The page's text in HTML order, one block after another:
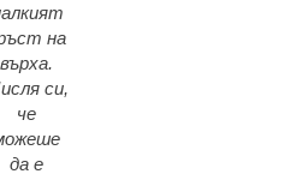
на
върха.
си,
че
да е